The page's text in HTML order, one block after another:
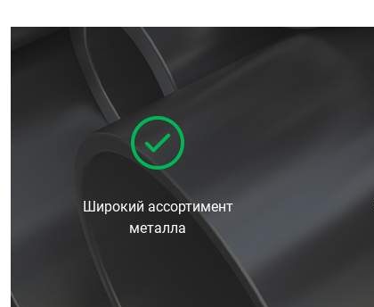
Широкий ассортимент
металла